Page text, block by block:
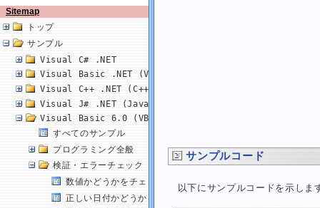
Sitemap
トップ
サンプル
Visual C# .NET
Visual Basic .NET (VB.NET)
Visual C++ .NET (C++/CLI)
Visual J# .NET (Java)
Visual Basic 6.0 (VB6.0)
すべてのサンプル
プログラミング全般
検証・エラーチェック
数値かどうかをチェックする (IsNumeric)
正しい日付かどうかをチェックする (IsDate)
サンプルコード
以下にサンプルコードを示しま